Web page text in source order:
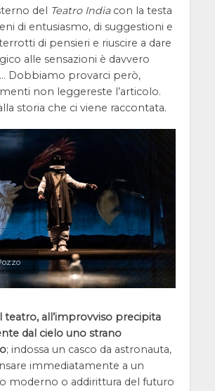
del Teatro Indiacon la testa
di entusiasmo, di suggestioni e
di pensieri e riuscire a dare
alle sensazioni è davvero
Dobbiamo provarci però,
non leggereste l’articolo.
storia che ci viene raccontata.
teatro, all’improvviso precipita
dal cielo uno strano
; indossa un casco da astronauta,
immediatamente a un
moderno o addirittura del futuro